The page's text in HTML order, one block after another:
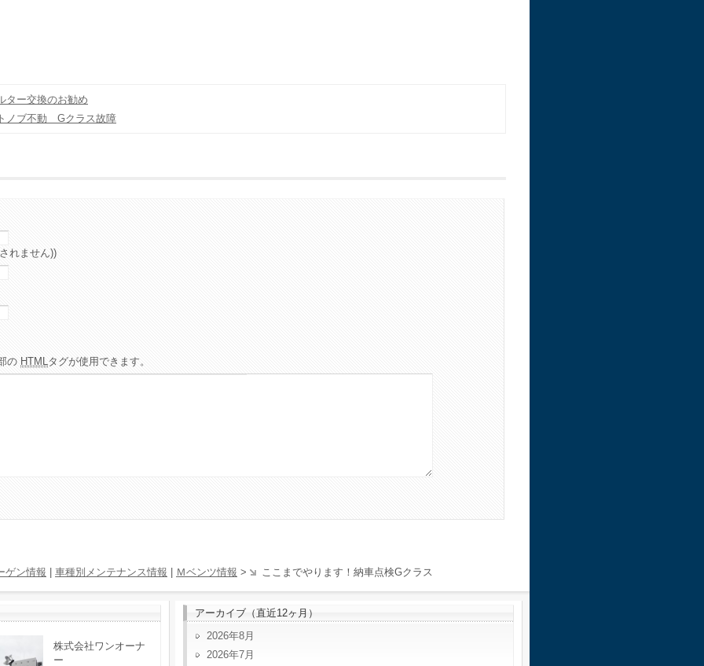
ター交換のお勧め
ノブ不動 Gクラス故障
れません))
の HTMLタグが使用できます。
ゲン情報 車種別メンテナンス情報 Ｍベンツ情報 > ここまでやります！納車点検Gクラス
株式会社ワンオーナ
ー
アーカイブ（直近12ヶ月）
2026年8月
2026年7月